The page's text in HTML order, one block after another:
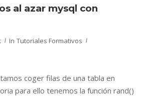
al azar mysql con
In Tutoriales Formativos
coger filas de una tabla en
para ello tenemos la función rand()